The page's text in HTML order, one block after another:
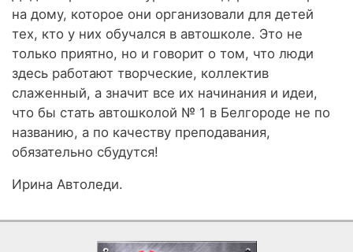
на дому, которое они организовали для детей
тех, кто у них обучался в автошколе. Это не
только приятно, но и говорит о том, что люди
здесь работают творческие, коллектив
слаженный, а значит все их начинания и идеи,
что бы стать автошколой № 1 в Белгороде не по
названию, а по качеству преподавания,
обязательно сбудутся!
Ирина Автоледи.